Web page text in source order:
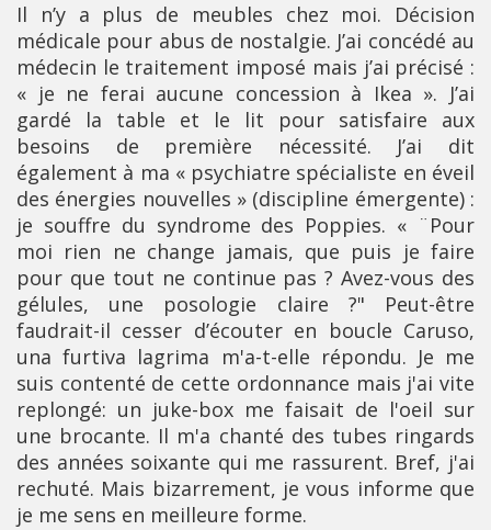
Il n’y a plus de meubles chez moi. Décision
médicale pour abus de nostalgie. J’ai concédé au
médecin le traitement imposé mais j’ai précisé :
« je ne ferai aucune concession à Ikea ». J’ai
gardé la table et le lit pour satisfaire aux
besoins de première nécessité. J’ai dit
également à ma « psychiatre spécialiste en éveil
des énergies nouvelles » (discipline émergente) :
je souffre du syndrome des Poppies. « ¨Pour
moi rien ne change jamais, que puis je faire
pour que tout ne continue pas ? Avez-vous des
gélules, une posologie claire ?" Peut-être
faudrait-il cesser d’écouter en boucle Caruso,
una furtiva lagrima m'a-t-elle répondu. Je me
suis contenté de cette ordonnance mais j'ai vite
replongé: un juke-box me faisait de l'oeil sur
une brocante. Il m'a chanté des tubes ringards
des années soixante qui me rassurent. Bref, j'ai
rechuté. Mais bizarrement, je vous informe que
je me sens en meilleure forme.